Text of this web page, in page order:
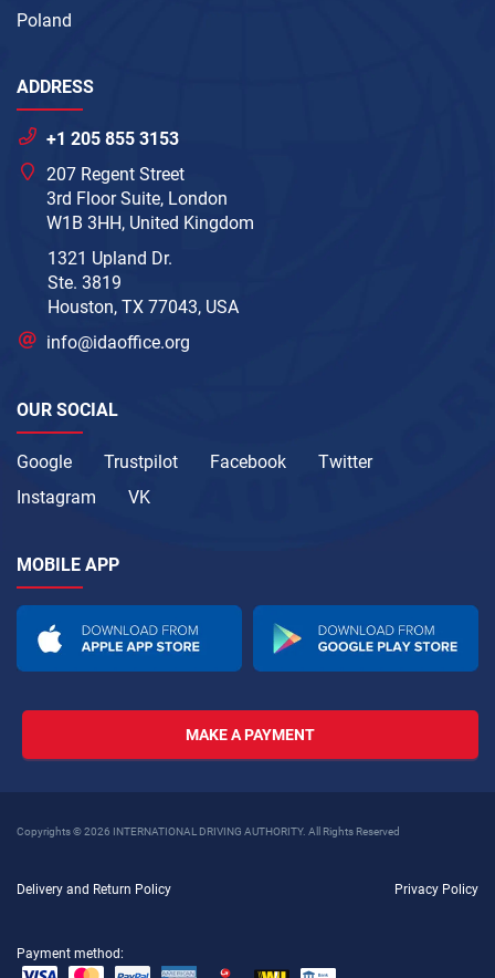
Poland
ADDRESS
+1 205 855 3153
207 Regent Street
3rd Floor Suite, London
W1B 3HH, United Kingdom
1321 Upland Dr.
Ste. 3819
Houston, TX 77043, USA
info@idaoffice.org
OUR SOCIAL
Google Trustpilot Facebook
Twitter
Instagram
VK
MOBILE APP
MAKE A PAYMENT
Copyrights © 2026 INTERNATIONAL DRIVING AUTHORITY. All Rights Reserved
Delivery and Return Policy Privacy Policy
Payment method: